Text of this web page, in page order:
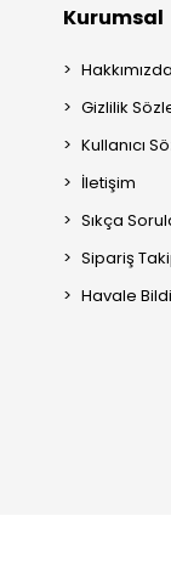
Kurumsal
Hakkımızda
Gizlilik
Kullanıcı
İletişim
Sıkça
Sipariş
Havale